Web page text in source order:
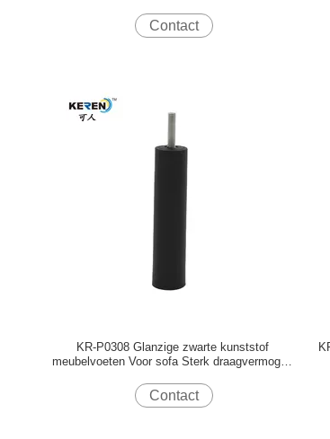
Contact
KR-P0308 Glanzige zwarte kunststof
meubelvoeten Voor sofa Sterk draagvermogen
Contact